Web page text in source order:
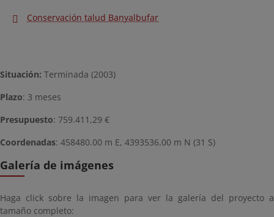
Conservación talud Banyalbufar
Situación: Terminada (2003)
Plazo: 3 meses
Presupuesto: 759.411,29 €
Coordenadas: 458480.00 m E, 4393536.00 m N (31 S)
Galería de imágenes
Haga click sobre la imagen para ver la galería del proyecto a
tamaño completo: